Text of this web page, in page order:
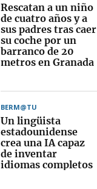
Rescatan a un niño
de cuatro años y a
sus padres tras caer
su coche por un
barranco de 20
metros en Granada
BERM@TU
Un lingüista
estadounidense
crea una IA capaz
de inventar
idiomas completos